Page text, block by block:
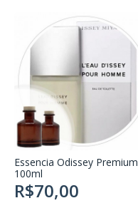
Essencia Odissey Premium
100ml
R$70,00